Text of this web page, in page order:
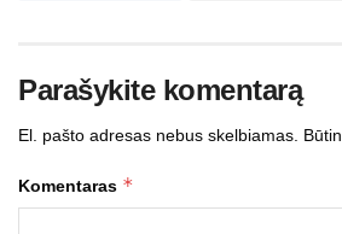
Parašykite komentarą
El. pašto adresas nebus skelbiamas.
Komentaras *